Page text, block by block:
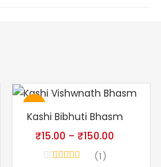
Top
Kashi Bibhuti Bhasm
₹15.00 – ₹150.00
1